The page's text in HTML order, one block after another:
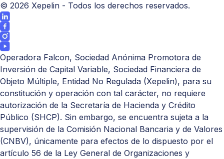
© 2026 Xepelin - Todos los derechos reservados.
Operadora Falcon, Sociedad Anónima Promotora de
Inversión de Capital Variable, Sociedad Financiera de
Objeto Múltiple, Entidad No Regulada (Xepelin), para su
constitución y operación con tal carácter, no requiere
autorización de la Secretaría de Hacienda y Crédito
Público (SHCP). Sin embargo, se encuentra sujeta a la
supervisión de la Comisión Nacional Bancaria y de Valores
(CNBV), únicamente para efectos de lo dispuesto por el
artículo 56 de la Ley General de Organizaciones y